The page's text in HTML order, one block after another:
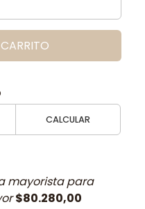
CALCULAR
mayorista para
$80.280,00